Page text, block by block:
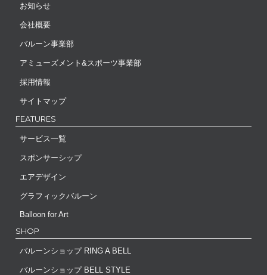
お知らせ
会社概要
バルーン事業部
アミューズメント&スポーツ事業部
採用情報
サイトマップ
FEATURES
サービス一覧
スポンサーシップ
エアデザイン
グラフィックバルーン
Balloon for Art
SHOP
バルーンショップ RING A BELL
バルーンショップ BELL STYLE